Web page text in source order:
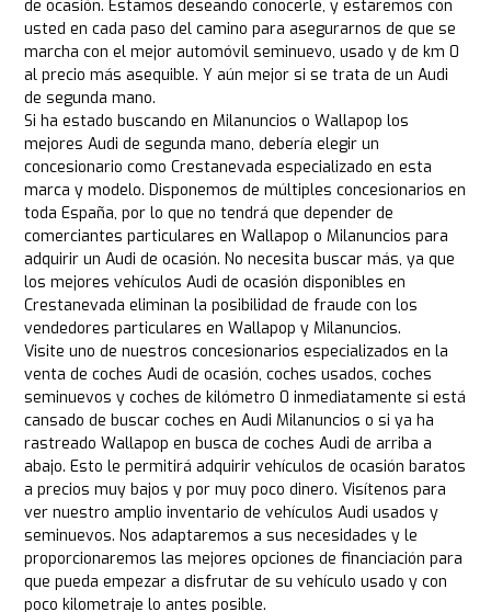
de ocasión. Estamos deseando conocerle, y estaremos con
usted en cada paso del camino para asegurarnos de que se
marcha con el mejor automóvil seminuevo, usado y de km 0
al precio más asequible. Y aún mejor si se trata de un Audi
de segunda mano.
Si ha estado buscando en Milanuncios o Wallapop los
mejores Audi de segunda mano, debería elegir un
concesionario como Crestanevada especializado en esta
marca y modelo. Disponemos de múltiples concesionarios en
toda España, por lo que no tendrá que depender de
comerciantes particulares en Wallapop o Milanuncios para
adquirir un Audi de ocasión. No necesita buscar más, ya que
los mejores vehículos Audi de ocasión disponibles en
Crestanevada eliminan la posibilidad de fraude con los
vendedores particulares en Wallapop y Milanuncios.
Visite uno de nuestros concesionarios especializados en la
venta de coches Audi de ocasión, coches usados, coches
seminuevos y coches de kilómetro 0 inmediatamente si está
cansado de buscar coches en Audi Milanuncios o si ya ha
rastreado Wallapop en busca de coches Audi de arriba a
abajo. Esto le permitirá adquirir vehículos de ocasión baratos
a precios muy bajos y por muy poco dinero. Visítenos para
ver nuestro amplio inventario de vehículos Audi usados y
seminuevos. Nos adaptaremos a sus necesidades y le
proporcionaremos las mejores opciones de financiación para
que pueda empezar a disfrutar de su vehículo usado y con
poco kilometraje lo antes posible.